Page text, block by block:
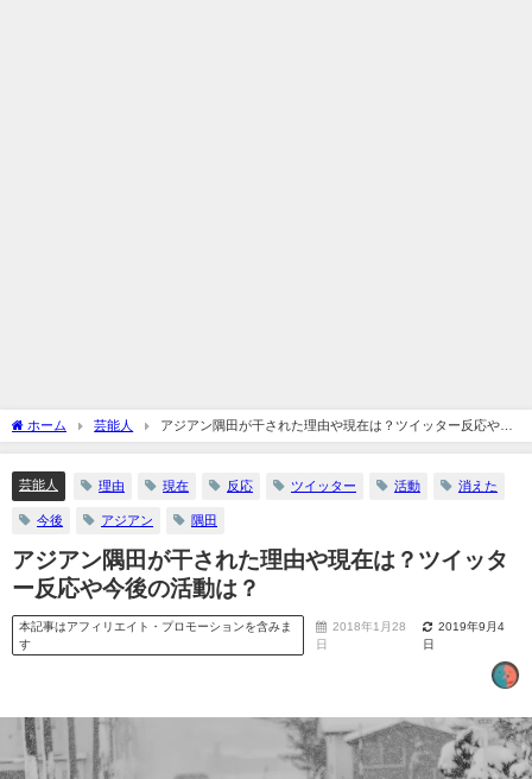
ホーム 芸能人
アジアン隅田が干された理由や現在は？ツイッター反応や今
後の活動は？
芸能人 理由 現在 反応 ツイッター 活動 消えた
今後 アジアン 隅田
アジアン隅田が干された理由や現在は？ツイッタ
ー反応や今後の活動は？
本記事はアフィリエイト・プロモーションを含みま
す
2018年1月28
日
2019年9月4
日